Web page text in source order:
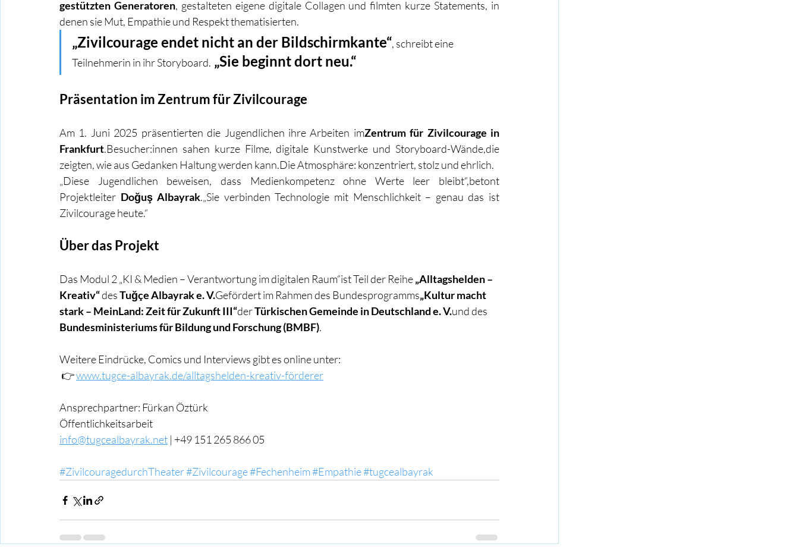
gestützten Generatoren, gestalteten eigene digitale Collagen und filmten kurze Statements, in
denen sie Mut, Empathie und Respekt thematisierten.
„Zivilcourage endet nicht an der Bildschirmkante“, schreibt eine
Teilnehmerin in ihr Storyboard. „Sie beginnt dort neu.“
Präsentation im Zentrum für Zivilcourage
Am 1. Juni 2025 präsentierten die Jugendlichen ihre Arbeiten imZentrum für Zivilcourage in
Frankfurt.Besucher:innen sahen kurze Filme, digitale Kunstwerke und Storyboard-Wände,die
zeigten, wie aus Gedanken Haltung werden kann.Die Atmosphäre: konzentriert, stolz und ehrlich.
„Diese Jugendlichen beweisen, dass Medienkompetenz ohne Werte leer bleibt“,betont
Projektleiter Doğuş Albayrak.„Sie verbinden Technologie mit Menschlichkeit – genau das ist
Zivilcourage heute.“
Über das Projekt
Das Modul 2 „KI & Medien – Verantwortung im digitalen Raum“ist Teil der Reihe „Alltagshelden –
Kreativ“ des Tuğçe Albayrak e. V.Gefördert im Rahmen des Bundesprogramms„Kultur macht
stark – MeinLand: Zeit für Zukunft III“der Türkischen Gemeinde in Deutschland e. V.und des
Bundesministeriums für Bildung und Forschung (BMBF).
Weitere Eindrücke, Comics und Interviews gibt es online unter:
👉 www.tugce-albayrak.de/alltagshelden-kreativ-förderer
Ansprechpartner: Fürkan Öztürk
Öffentlichkeitsarbeit
info@tugcealbayrak.net | +49 151 265 866 05
#ZivilcouragedurchTheater#Zivilcourage#Fechenheim#Empathie#tugcealbayrak